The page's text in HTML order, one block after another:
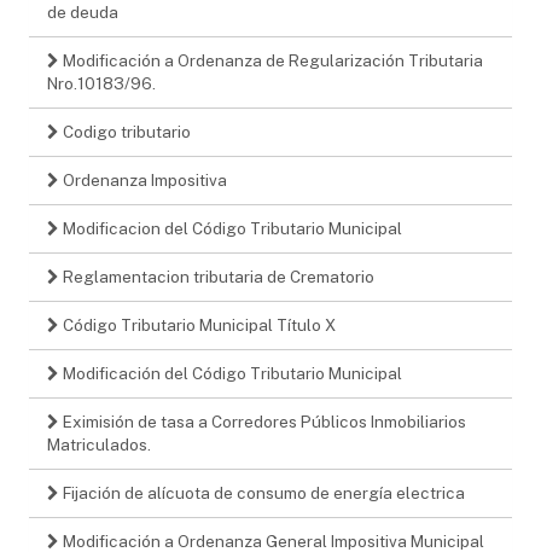
de deuda
Modificación a Ordenanza de Regularización Tributaria
Nro.10183/96.
Codigo tributario
Ordenanza Impositiva
Modificacion del Código Tributario Municipal
Reglamentacion tributaria de Crematorio
Código Tributario Municipal Título X
Modificación del Código Tributario Municipal
Eximisión de tasa a Corredores Públicos Inmobiliarios
Matriculados.
Fijación de alícuota de consumo de energía electrica
Modificación a Ordenanza General Impositiva Municipal